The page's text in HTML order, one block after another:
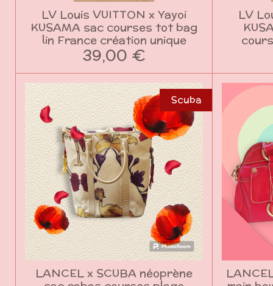
LV Louis VUITTON x Yayoi
KUSAMA sac courses tot bag
lin France création unique
39,00 €
LV
Scuba
LANCEL x SCUBA néoprène